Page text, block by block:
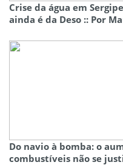
Crise da água em
ainda é da Deso :: Por
Do navio à bomba: o
combustíveis não se